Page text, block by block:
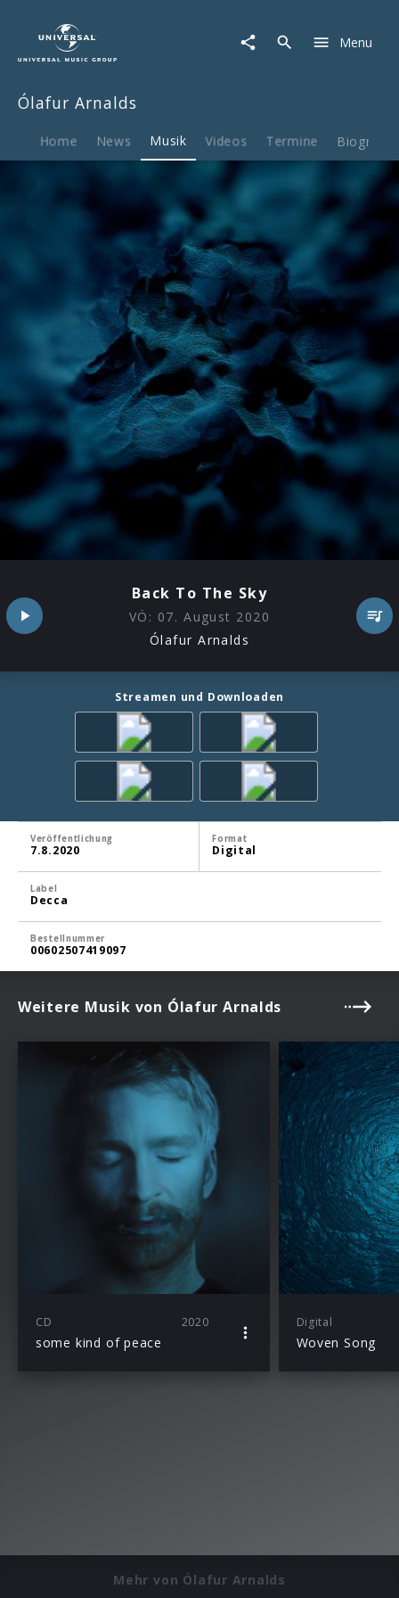
Musik
Back
Sky
Menu
Ólafur Arnalds
Home News Musik Videos Termine Biografie
Back To The Sky
VÖ: 07. August 2020
Ólafur Arnalds
Streamen und Downloaden
Veröffentlichung
7.8.2020
Format
Digital
Label
Decca
Bestellnummer
00602507419097
Weitere Musik von Ólafur Arnalds
CD 2020
some kind of peace
Digital
Woven Song
Mehr von Ólafur Arnalds